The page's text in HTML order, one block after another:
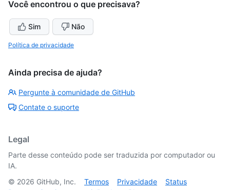
Você encontrou o que precisava?
Sim Não
Política de privacidade
Ainda precisa de ajuda?
Pergunte à comunidade de GitHub
Contate o suporte
Legal
Parte desse conteúdo pode ser traduzida por computador ou
IA.
© 2026 GitHub, Inc. Termos Privacidade
Status